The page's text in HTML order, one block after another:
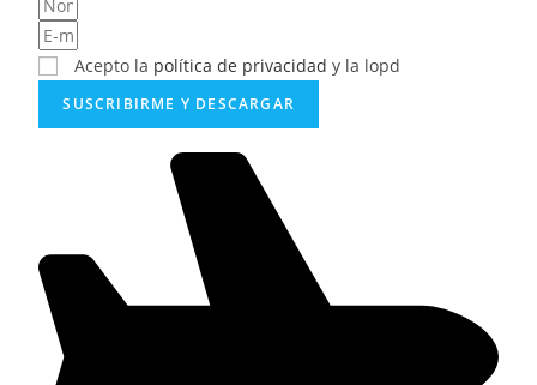
Acepto la política de privacidad y la lopd
SUSCRIBIRME Y DESCARGAR